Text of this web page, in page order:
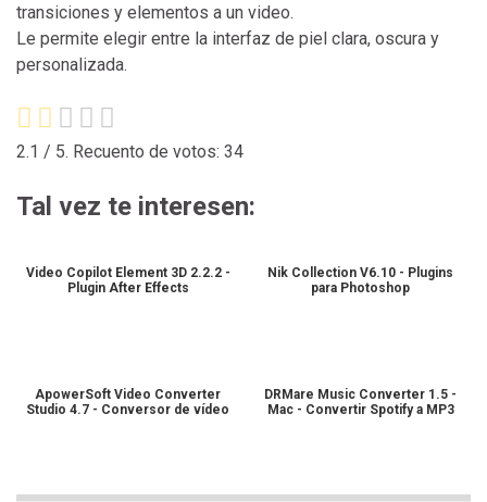
transiciones y elementos a un video.
Le permite elegir entre la interfaz de piel clara, oscura y
personalizada.
2.1 / 5. Recuento de votos: 34
Tal vez te interesen:
Video Copilot Element 3D 2.2.2 -
Plugin After Effects
Nik Collection V6.10 - Plugins
para Photoshop
ApowerSoft Video Converter
Studio 4.7 - Conversor de vídeo
DRMare Music Converter 1.5 -
Mac - Convertir Spotify a MP3